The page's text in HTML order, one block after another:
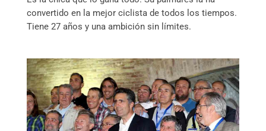
convertido en la mejor ciclista de todos los tiempos.
Tiene 27 años y una ambición sin límites.